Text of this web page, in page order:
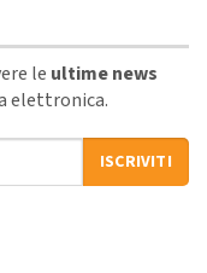
le ultime news
elettronica.
ISCRIVITI